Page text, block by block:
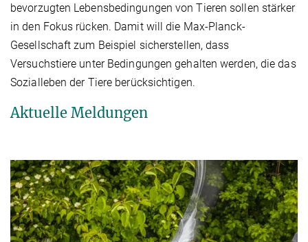
bevorzugten Lebensbedingungen von Tieren sollen stärker
in den Fokus rücken. Damit will die Max-Planck-
Gesellschaft zum Beispiel sicherstellen, dass
Versuchstiere unter Bedingungen gehalten werden, die das
Sozialleben der Tiere berücksichtigen.
Aktuelle Meldungen